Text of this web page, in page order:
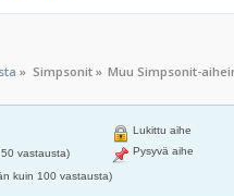
» Simpsonit» Muu Simpsonit-
vastausta)
kuin 100 vastausta)
Lukittu aihe
Pysyvä aihe